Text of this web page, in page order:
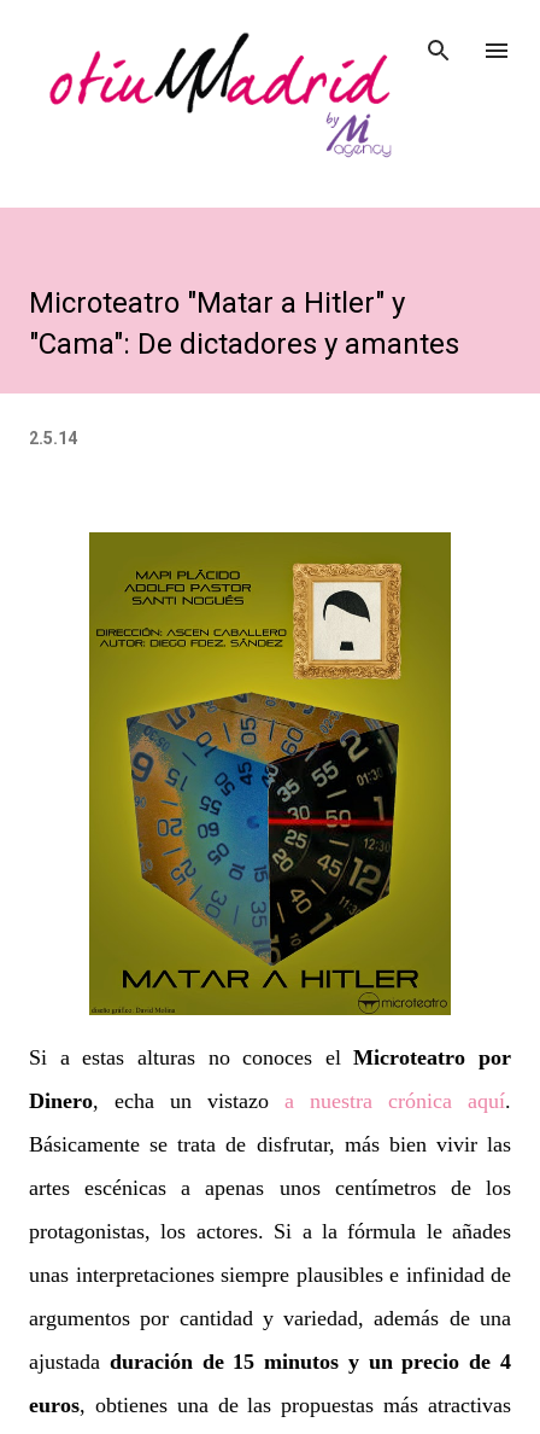
Ir al contenido principal
Microteatro "Matar a Hitler" y
"Cama": De dictadores y amantes
2.5.14
Si a estas alturas no conoces elMicroteatro por
Dinero, echa un vistazo a nuestra crónica aquí.
Básicamente se trata de disfrutar, más bien vivir las
artes escénicas a apenas unos centímetros de los
protagonistas, los actores. Si a la fórmula le añades
unas interpretaciones siempre plausibles e infinidad de
argumentos por cantidad y variedad, además de una
ajustada duración de 15 minutos y un precio de 4
euros, obtienes una de las propuestas más atractivas